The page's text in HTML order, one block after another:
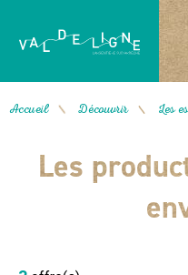
Accueil / Découvrir / Les
Les